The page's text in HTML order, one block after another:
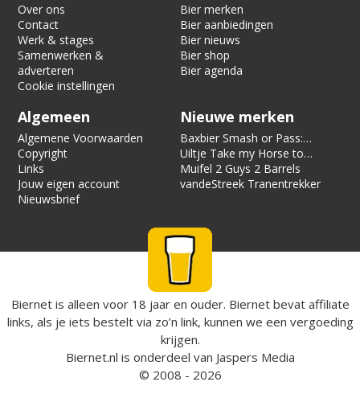
Over ons
Contact
Werk & stages
Samenwerken &
adverteren
Cookie instellingen
Bier merken
Bier aanbiedingen
Bier nieuws
Bier shop
Bier agenda
Algemeen
Algemene Voorwaarden
Copyright
Links
Jouw eigen account
Nieuwsbrief
Nieuwe merken
Baxbier Smash or Pass:
Strata
Uiltje Take my Horse to
the Hotel Room
Muifel 2 Guys 2 Barrels
vandeStreek Tranentrekker
Biernet is alleen voor 18 jaar en ouder. Biernet bevat affiliate
links, als je iets bestelt via zo’n link, kunnen we een vergoeding
krijgen.
Biernet.nl is onderdeel van Jaspers Media
© 2008 - 2026